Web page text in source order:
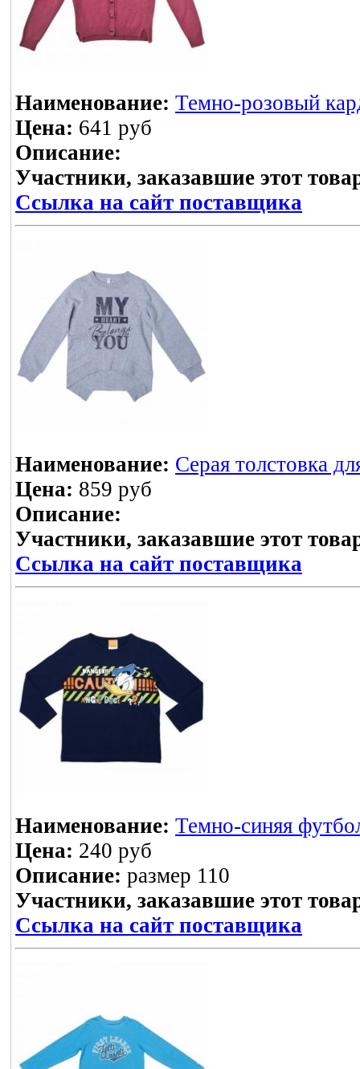
Наименование: Темно-розовый
Цена: 641 руб
Описание:
Участники, заказавшие этот
Ссылка на сайт поставщика
Наименование: Серая толстовка
Цена: 859 руб
Описание:
Участники, заказавшие этот
Ссылка на сайт поставщика
Наименование: Темно-синяя
Цена: 240 руб
Описание: размер 110
Участники, заказавшие этот
Ссылка на сайт поставщика